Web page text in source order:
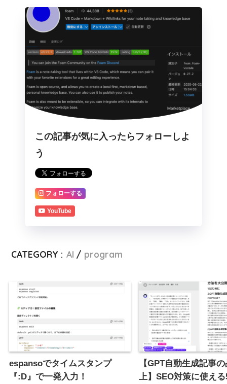
この記事が気に入ったらフォローしよ
う
フォローする
YouTube
CATEGORY : AI program
espansoでタイムスタンプ
『:D』で一発入力！
【GPT自動生成記事
上】SEO対策に使え